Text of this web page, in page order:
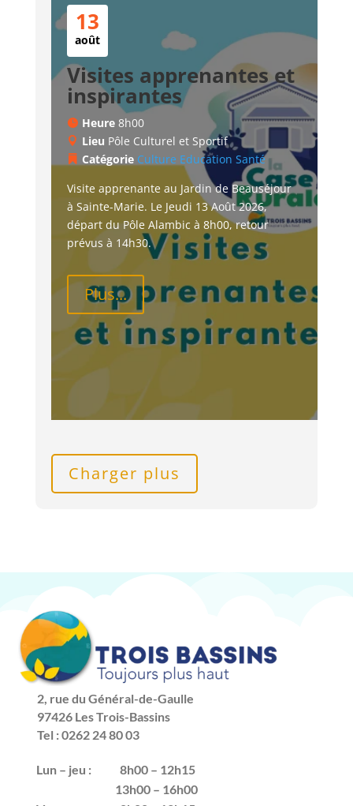
13
août
Visites apprenantes et
inspirantes
Heure 8h00
Lieu Pôle Culturel et Sportif
Catégorie Culture Education Santé
Visite apprenante au Jardin de Beauséjour
à Sainte-Marie. Le Jeudi 13 Août 2026,
départ du Pôle Alambic à 8h00, retour
prévus à 14h30.
Plus...
Charger plus
2, rue du Général-de-Gaulle
97426 Les Trois-Bassins
Tel : 0262 24 80 03
Lun – jeu :
8h00 – 12h15
13h00 – 16h00